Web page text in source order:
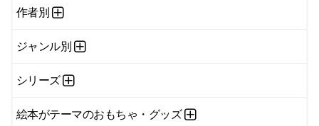
作者別
ジャンル別
シリーズ
絵本がテーマのおもちゃ・グッズ